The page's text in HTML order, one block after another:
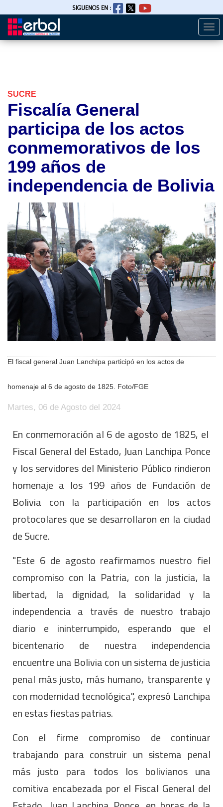
Pasar
SIGUENOS EN :
SUCRE
Fiscalía General
participa de los actos
conmemorativos de los
199 años de
independencia de Bolivia
El fiscal general Juan Lanchipa participó en los actos de
homenaje al 6 de agosto de 1825. Foto/FGE
Martes, 06 de Agosto del 2024
En conmemoración al 6 de agosto de 1825, el
Fiscal General del Estado, Juan Lanchipa Ponce
y los servidores del Ministerio Público rindieron
homenaje a los 199 años de Fundación de
Bolivia con la participación en los actos
protocolares que se desarrollaron en la ciudad
de Sucre.
"Este 6 de agosto reafirmamos nuestro fiel
compromiso con la Patria, con la justicia, la
libertad, la dignidad, la solidaridad y la
independencia a través de nuestro trabajo
diario e ininterrumpido, esperando que el
bicentenario de nuestra independencia
encuentre una Bolivia con un sistema de justicia
penal más justo, más humano, transparente y
con modernidad tecnológica", expresó Lanchipa
en estas fiestas patrias.
Con el firme compromiso de continuar
trabajando para construir un sistema penal
más justo para todos los bolivianos una
comitiva encabezada por el Fiscal General del